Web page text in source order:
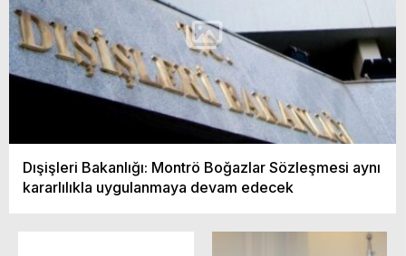
Dışişleri Bakanlığı: Montrö Boğazlar Sözleşmesi aynı
kararlılıkla uygulanmaya devam edecek